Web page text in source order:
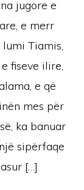
jugore e
e merr
Tiamis,
fiseve ilire,
e që
mes për
ka banuar
sipërfaqe
[…]